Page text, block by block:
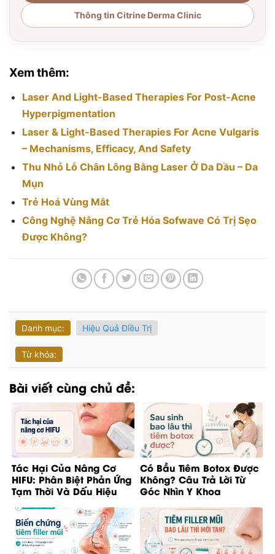
Thông tin Citrine Derma Clinic
Xem thêm:
Laser And Light-Based Therapies For Post-Acne
Hyperpigmentation
Laser & Light-Based Therapies For Acne Vulgaris
– Mechanisms, Efficacy, And Safety
Thu Nhỏ Lỗ Chân Lông Bằng Laser Ở Da Dầu – Da
Mụn
Trẻ Hoá Vùng Mắt
Công Nghệ Nâng Cơ Trẻ Hóa Sofwave Có Trị Sẹo
Được Không?
Danh mục: Hiệu Quả Điều Trị
Từ khóa:
Bài viết cùng chủ đề:
Tác Hại Của Nâng Cơ
HIFU: Phân Biệt Phản Ứng
Tạm Thời Và Dấu Hiệu
Có Bầu Tiêm Botox Được
Không? Câu Trả Lời Từ
Góc Nhìn Y Khoa